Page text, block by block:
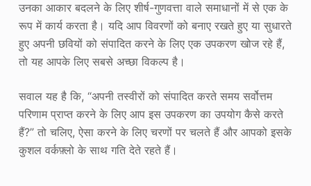
उनका आकार बदलने के लिए शीर्ष-गुणवत्ता वाले समाधानों में से एक के
रूप में कार्य करता है। यदि आप विवरणों को बनाए रखते हुए या सुधारते
हुए अपनी छवियों को संपादित करने के लिए एक उपकरण खोज रहे हैं,
तो यह आपके लिए सबसे अच्छा विकल्प है।
सवाल यह है कि, “अपनी तस्वीरों को संपादित करते समय सर्वोत्तम
परिणाम प्राप्त करने के लिए आप इस उपकरण का उपयोग कैसे करते
हैं?” तो चलिए, ऐसा करने के लिए चरणों पर चलते हैं और आपको इसके
कुशल वर्कफ़्लो के साथ गति देते रहते हैं।